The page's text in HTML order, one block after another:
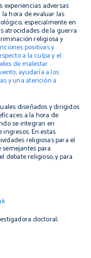
experiencias adversas
hora de evaluar las
especialmente en
atrocidades de la guerra
religiosa y
positivas y
a la culpa y el
de malestar
ayudaría a los
y una atención a
diseñados y dirigidos
a la hora de
se integran en
En estas
religiosas para el
para
debate religioso, y para
doctoral;